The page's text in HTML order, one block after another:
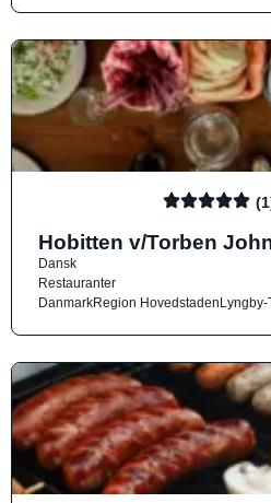
Hobitten v/Torben
Dansk
Restauranter
DanmarkRegion Hovedstaden